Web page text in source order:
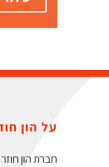
על הון
חברת הון